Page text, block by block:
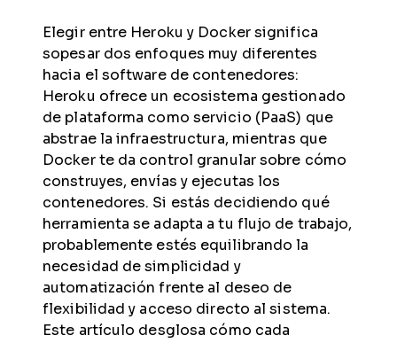
Elegir entre Heroku y Docker significa
sopesar dos enfoques muy diferentes
hacia el software de contenedores:
Heroku ofrece un ecosistema gestionado
de plataforma como servicio (PaaS) que
abstrae la infraestructura, mientras que
Docker te da control granular sobre cómo
construyes, envías y ejecutas los
contenedores. Si estás decidiendo qué
herramienta se adapta a tu flujo de trabajo,
probablemente estés equilibrando la
necesidad de simplicidad y
automatización frente al deseo de
flexibilidad y acceso directo al sistema.
Este artículo desglosa cómo cada